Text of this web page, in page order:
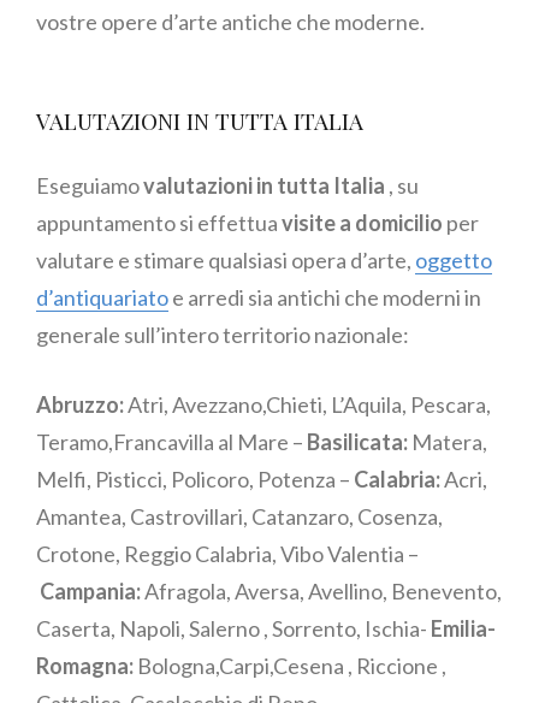
vostre opere d’arte antiche che moderne.
VALUTAZIONI IN TUTTA ITALIA
Eseguiamovalutazioni in tutta Italia , su
appuntamento si effettuavisite a domicilio per
valutare e stimare qualsiasi opera d’arte, oggetto
d’antiquariatoe arredi sia antichi che moderni in
generale sull’intero territorio nazionale:
Abruzzo:Atri, Avezzano,Chieti, L’Aquila, Pescara,
Teramo,Francavilla al Mare – Basilicata: Matera,
Melfi, Pisticci, Policoro, Potenza – Calabria:Acri,
Amantea, Castrovillari, Catanzaro, Cosenza,
Crotone, Reggio Calabria, Vibo Valentia –
Campania:Afragola, Aversa, Avellino, Benevento,
Caserta, Napoli, Salerno , Sorrento, Ischia- Emilia-
Romagna: Bologna,Carpi,Cesena , Riccione ,